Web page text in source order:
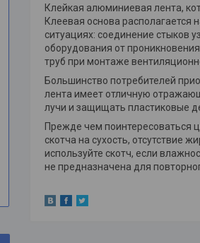
Клейкая алюминиевая лента,
Клеевая основа располагается
ситуациях: соединение стыков
оборудования от
труб при монтаже
Большинство потребителей
лента имеет отличную
лучи и защищать пластиковые
Прежде чем поинтересоваться
скотча на сухость, отсутствие
используйте скотч, если
не предназначена для